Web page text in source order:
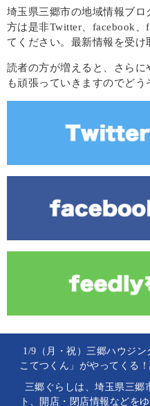
埼玉県三郷市の地域情報ブ
方は是非Twitter、facebook
てください。最新情報を受け
読者の方が増えると、さら
も頑張っていきますのでどう
1/9（月・祝）三郷ハウジ
こてつくん」がやってくる
三郷ぐらしは、埼玉県三郷
ト、開店・閉店情報などを